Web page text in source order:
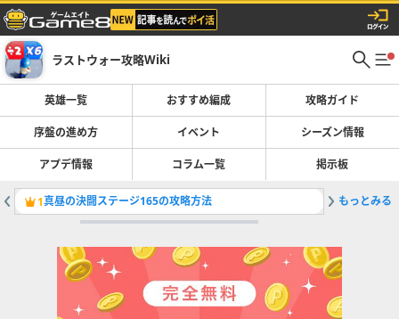
ラストウォー攻略Wiki
英雄一覧 おすすめ編成 攻略ガイド
序盤の進め方 イベント シーズン情報
アプデ情報 コラム一覧 掲示板
1真昼の決闘ステージ165の攻略方法 2真昼の
もっとみる